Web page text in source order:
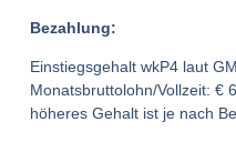
Bezahlung:
Einstiegsgehalt wkP4 laut
Monatsbruttolohn/Vollzeit: €
höheres Gehalt ist je nach